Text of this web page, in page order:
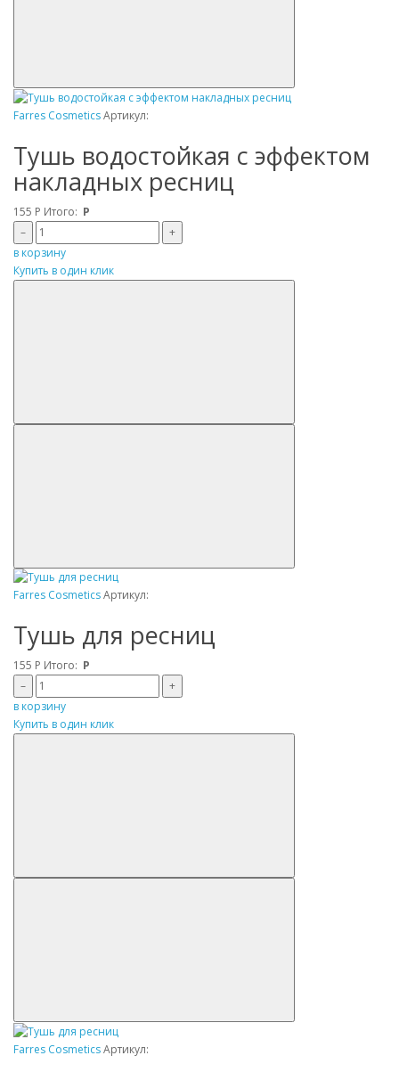
Farres CosmeticsАртикул:
Тушь водостойкая с эффектом
накладных ресниц
155 Р Итого: Р
–
+
в корзину
Купить в один клик
Farres CosmeticsАртикул:
Тушь для ресниц
155 Р Итого: Р
–
+
в корзину
Купить в один клик
Farres CosmeticsАртикул: